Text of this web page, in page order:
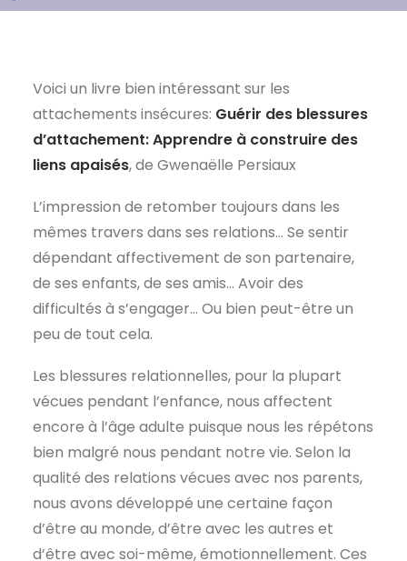
Voici un livre bien intéressant sur les
attachements insécures: Guérir des blessures
d’attachement: Apprendre à construire des
liens apaisés, de Gwenaëlle Persiaux
L’impression de retomber toujours dans les
mêmes travers dans ses relations… Se sentir
dépendant affectivement de son partenaire,
de ses enfants, de ses amis… Avoir des
difficultés à s’engager… Ou bien peut-être un
peu de tout cela.
Les blessures relationnelles, pour la plupart
vécues pendant l’enfance, nous affectent
encore à l’âge adulte puisque nous les répétons
bien malgré nous pendant notre vie. Selon la
qualité des relations vécues avec nos parents,
nous avons développé une certaine façon
d’être au monde, d’être avec les autres et
d’être avec soi-même, émotionnellement. Ces